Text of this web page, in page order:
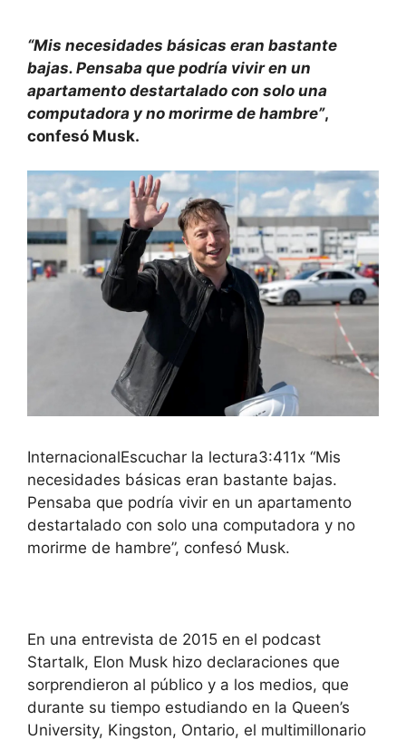
“Mis necesidades básicas eran bastante
bajas. Pensaba que podría vivir en un
apartamento destartalado con solo una
computadora y no morirme de hambre”,
confesó Musk.
InternacionalEscuchar la lectura3:411x “Mis
necesidades básicas eran bastante bajas.
Pensaba que podría vivir en un apartamento
destartalado con solo una computadora y no
morirme de hambre”, confesó Musk.
En una entrevista de 2015 en el podcast
Startalk, Elon Musk hizo declaraciones que
sorprendieron al público y a los medios, que
durante su tiempo estudiando en la Queen’s
University, Kingston, Ontario, el multimillonario